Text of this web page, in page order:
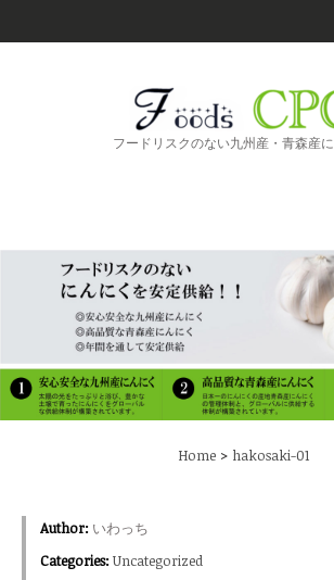
フードリスクのない九州産・青森産に
Home> hakosaki-01
Author: いわっち
Categories:Uncategorized